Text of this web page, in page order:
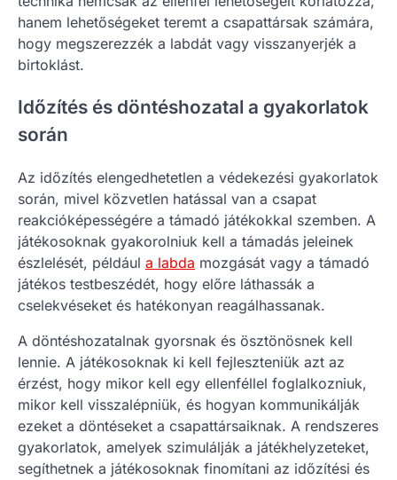
hanem lehetőségeket teremt a csapattársak számára,
hogy megszerezzék a labdát vagy visszanyerjék a
birtoklást.
Időzítés és döntéshozatal a gyakorlatok
során
Az időzítés elengedhetetlen a védekezési gyakorlatok
során, mivel közvetlen hatással van a csapat
reakcióképességére a támadó játékokkal szemben. A
játékosoknak gyakorolniuk kell a támadás jeleinek
észlelését, például a labda mozgását vagy a támadó
játékos testbeszédét, hogy előre láthassák a
cselekvéseket és hatékonyan reagálhassanak.
A döntéshozatalnak gyorsnak és ösztönösnek kell
lennie. A játékosoknak ki kell fejleszteniük azt az
érzést, hogy mikor kell egy ellenféllel foglalkozniuk,
mikor kell visszalépniük, és hogyan kommunikálják
ezeket a döntéseket a csapattársaiknak. A rendszeres
gyakorlatok, amelyek szimulálják a játékhelyzeteket,
segíthetnek a játékosoknak finomítani az időzítési és